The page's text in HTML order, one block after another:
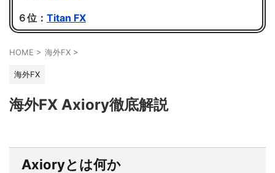
６位： Titan FX
HOME > 海外FX >
海外FX
海外FX Axiory徹底解説
Axioryとは何か